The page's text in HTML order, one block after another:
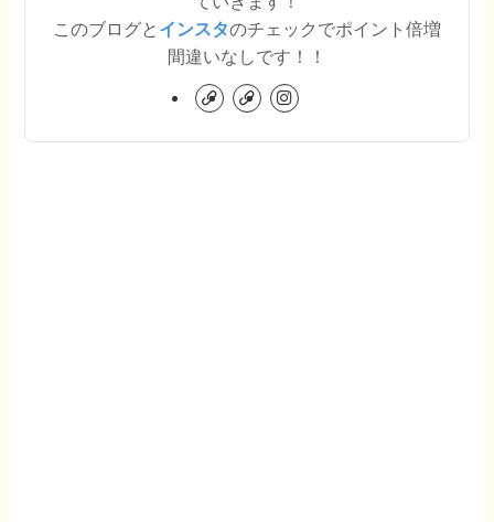
このブログと インスタのチェックでポイント倍増
間違いなしです！！